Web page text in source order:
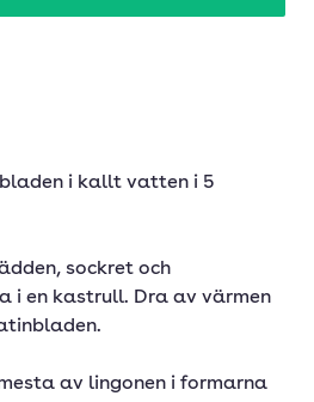
i kallt vatten i 5
sockret och
i en kastrull. Dra av värmen
av lingonen i formarna